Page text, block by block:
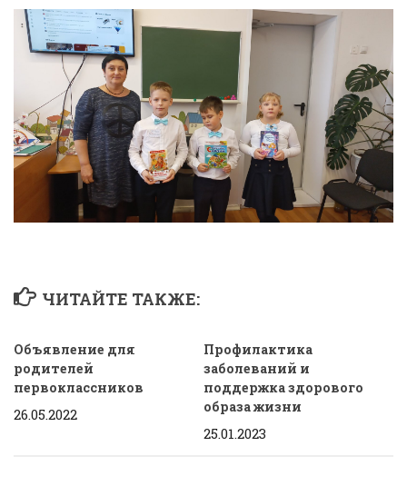
ЧИТАЙТЕ ТАКЖЕ:
Объявление для
родителей
первоклассников
26.05.2022
Профилактика
заболеваний и
поддержка здорового
образа жизни
25.01.2023